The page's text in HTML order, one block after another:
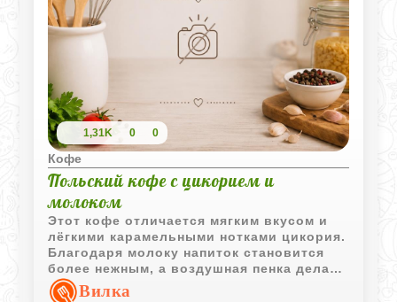
1,31K 0 0
Кофе
Польский кофе с цикорием и
молоком
Этот кофе отличается мягким вкусом и
лёгкими карамельными нотками цикория.
Благодаря молоку напиток становится
более нежным, а воздушная пенка делает
подачу особенно уютной и домашней.
Вилка